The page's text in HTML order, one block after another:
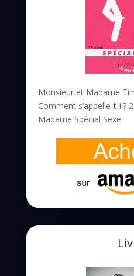
Monsieur et Madame
Comment s’appelle-t-il?
Madame Spécial Sexe